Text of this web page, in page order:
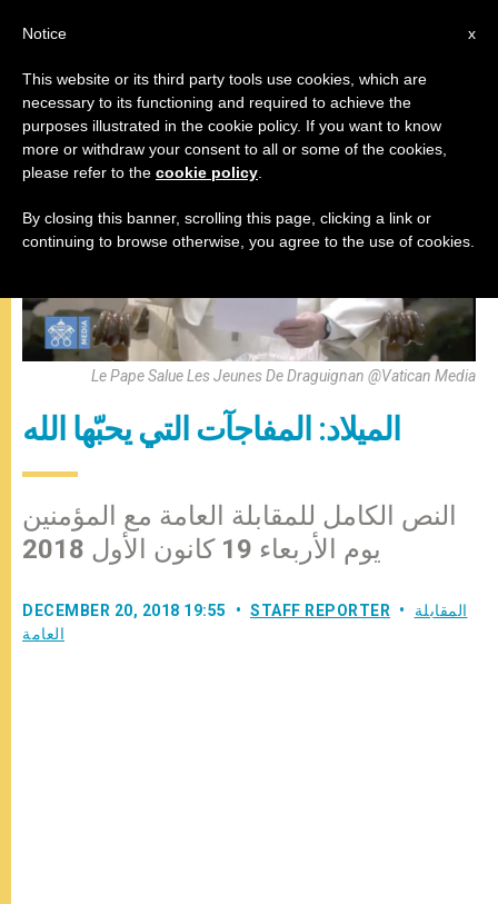
المقابلة العامة
Le Pape Salue Les Jeunes De Draguignan @Vatican Media
الميلاد: المفاجآت التي يحبّها الله
النص الكامل للمقابلة العامة مع المؤمنين
يوم الأربعاء 19 كانون الأول 2018
DECEMBER 20, 2018 19:55 STAFF REPORTER
المقابلة
العامة
x
Notice
This website or its third party tools use cookies, which are
necessary to its functioning and required to achieve the
purposes illustrated in the cookie policy. If you want to know
more or withdraw your consent to all or some of the cookies,
please refer to the cookie policy
By closing this banner, scrolling this page, clicking a link or
continuing to browse otherwise, you agree to the use of cookies.